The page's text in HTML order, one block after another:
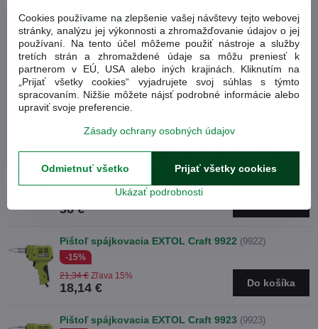
FacebookTwitterBlueskyPinterestRedditLinkedInWhatsApp
E-
mail
Predchádzajúci
produkt
Nasledujúci produkt
Obľúbené produkty
Pištoľ teplovzdušná EXTOL HG 20 ET 8894801
(8894801)
36 €
Zľava 21.6%
Pištoľ spájkovacia EXTOL Craft 9922 (9922)
-15%
18,14 €
21,34 € Zľava 15%
Do košíka
Pištoľ spájkovacia EXTOL Craft 9923 (9923)
Cookies používame na zlepšenie vašej návštevy tejto webovej
stránky, analýzu jej výkonnosti a zhromažďovanie údajov o jej
používaní. Na tento účel môžeme použiť nástroje a služby
tretích strán a zhromaždené údaje sa môžu preniesť k
partnerom v EÚ, USA alebo iných krajinách. Kliknutím na
„Prijať všetky cookies“ vyjadrujete svoj súhlas s týmto
spracovaním. Nižšie môžete nájsť podrobné informácie alebo
upraviť svoje preferencie.
Zásady ochrany osobných údajov
Ukázať podrobnosti
Prijať všetky cookies
Odmietnuť všetko